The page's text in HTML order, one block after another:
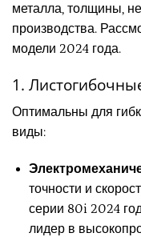
металла, толщины,
производства.
модели 2024 года.
1.
Оптимальны для
виды:
точности и
серии 80i 2024
лидер в